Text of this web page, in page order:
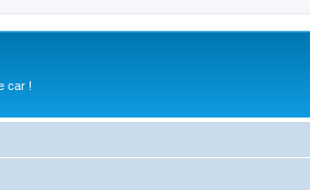
car !